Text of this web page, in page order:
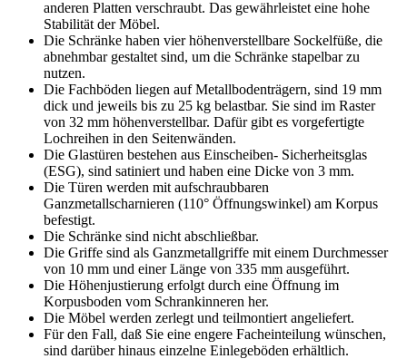
anderen Platten verschraubt. Das gewährleistet eine hohe
Stabilität der Möbel.
Die Schränke haben vier höhenverstellbare Sockelfüße, die
abnehmbar gestaltet sind, um die Schränke stapelbar zu
nutzen.
Die Fachböden liegen auf Metallbodenträgern, sind 19 mm
dick und jeweils bis zu 25 kg belastbar. Sie sind im Raster
von 32 mm höhenverstellbar. Dafür gibt es vorgefertigte
Lochreihen in den Seitenwänden.
Die Glastüren bestehen aus Einscheiben- Sicherheitsglas
(ESG), sind satiniert und haben eine Dicke von 3 mm.
Die Türen werden mit aufschraubbaren
Ganzmetallscharnieren (110° Öffnungswinkel) am Korpus
befestigt.
Die Schränke sind nicht abschließbar.
Die Griffe sind als Ganzmetallgriffe mit einem Durchmesser
von 10 mm und einer Länge von 335 mm ausgeführt.
Die Höhenjustierung erfolgt durch eine Öffnung im
Korpusboden vom Schrankinneren her.
Die Möbel werden zerlegt und teilmontiert angeliefert.
Für den Fall, daß Sie eine engere Facheinteilung wünschen,
sind darüber hinaus einzelne Einlegeböden erhältlich.